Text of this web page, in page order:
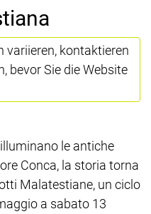
variieren, kontaktieren
bevor Sie die Website
le antiche
Conca, la storia torna
Malatestiane, un ciclo
a sabato 13